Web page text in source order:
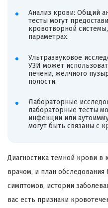
Анализ крови: Общий
тесты могут
кровотворной
параметрах.
Ультразвуковое
УЗИ может
печени, желчного
полости.
Лабораторные
лабораторные тесты
инфекции или
могут быть связаны с
Диагностика темной крови в
врачом, и план
симптомов, истории
вас есть признаки